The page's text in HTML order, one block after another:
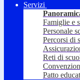
Servizi
Famiglie e
Personale
Percorsi di
Reti di
Patto